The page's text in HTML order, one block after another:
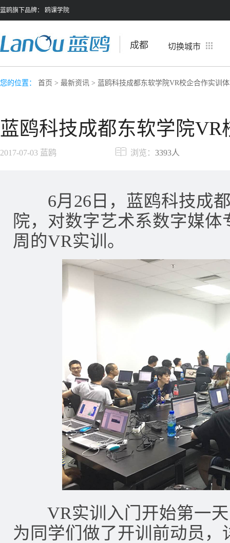
蓝鸥旗下品牌： 鸥课学院
成都 切换城市
您的位置： 首页 > 最新资讯 > 蓝鸥科技成都东软学院VR校企合作实训
蓝鸥科技成都东软学院VR
2017-07-03 蓝鸥 3393人
浏览：
6月26日，蓝鸥科技成都
院，对数字艺术系数字媒
周的VR实训。
VR实训入门开始第一天
为同学们做了开训前动员